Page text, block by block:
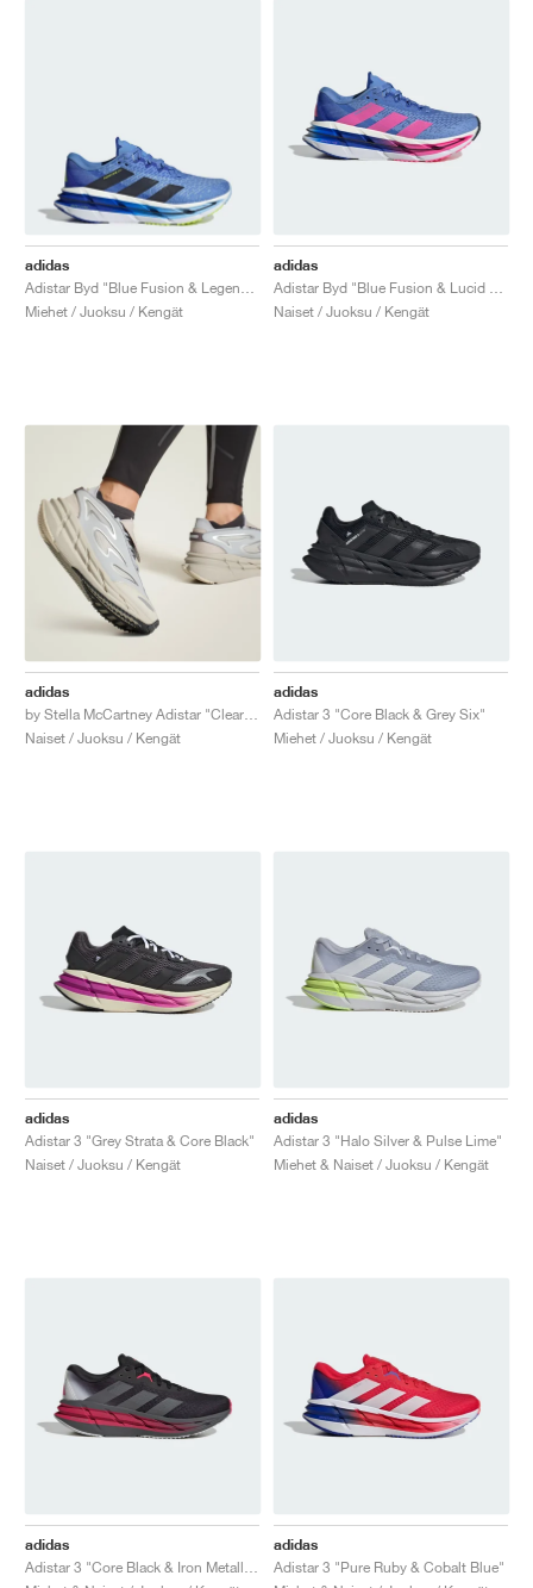
adidas
Miehet / Juoksu / Kengät
adidas
Naiset / Juoksu / Kengät
adidas
Naiset / Juoksu / Kengät
adidas
Adistar 3 "Core Black & Grey Six"
Miehet / Juoksu / Kengät
adidas
Adistar 3 "Grey Strata & Core Black"
Naiset / Juoksu / Kengät
adidas
Adistar 3 "Halo Silver & Pulse Lime"
Miehet & Naiset / Juoksu / Kengät
adidas
adidas
Adistar 3 "Pure Ruby & Cobalt Blue"